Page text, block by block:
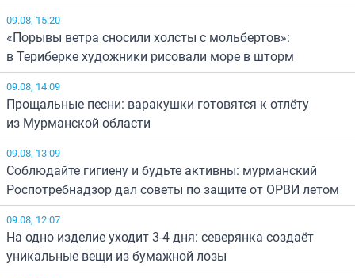
09.08, 15:20
«Порывы ветра сносили холсты с мольбертов»:
в Териберке художники рисовали море в шторм
09.08, 14:09
Прощальные песни: варакушки готовятся к отлёту
из Мурманской области
09.08, 13:09
Соблюдайте гигиену и будьте активны: мурманский
Роспотребнадзор дал советы по защите от ОРВИ летом
09.08, 12:07
На одно изделие уходит 3-4 дня: северянка создаёт
уникальные вещи из бумажной лозы